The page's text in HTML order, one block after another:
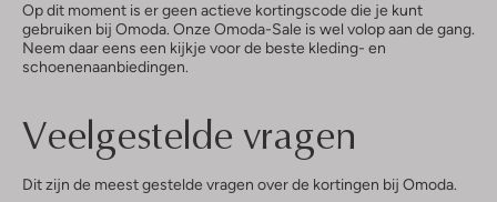
Op dit moment is er geen actieve kortingscode die je kunt
gebruiken bij Omoda. Onze Omoda-Sale is wel volop aan de gang.
Neem daar eens een kijkje voor de beste kleding- en
schoenenaanbiedingen.
Veelgestelde vragen
Dit zijn de meest gestelde vragen over de kortingen bij Omoda.